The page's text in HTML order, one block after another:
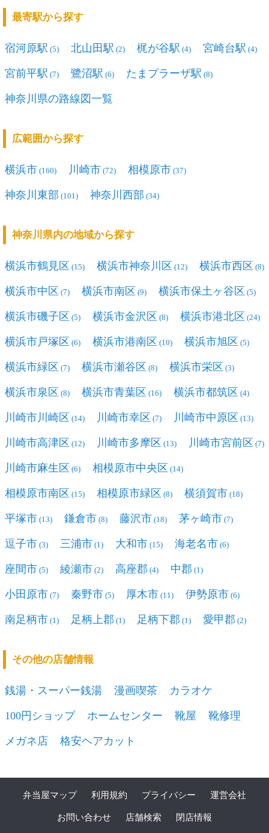
最寄駅から探す
宿河原駅 (5) 北山田駅 (2) 梶が谷駅 (4) 宮崎台駅 (4)
宮前平駅 (7) 鷺沼駅 (6) たまプラーザ駅 (8)
神奈川県の路線図一覧
広範囲から探す
横浜市 (160) 川崎市 (72) 相模原市 (37)
神奈川東部 (101) 神奈川西部 (34)
神奈川県内の地域から探す
横浜市鶴見区 (15) 横浜市神奈川区 (12) 横浜市西区 (8)
横浜市中区 (7) 横浜市南区 (9) 横浜市保土ヶ谷区 (5)
横浜市磯子区 (5) 横浜市金沢区 (8) 横浜市港北区 (24)
横浜市戸塚区 (6) 横浜市港南区 (10) 横浜市旭区 (5)
横浜市緑区 (7) 横浜市瀬谷区 (8) 横浜市栄区 (3)
横浜市泉区 (8) 横浜市青葉区 (16) 横浜市都筑区 (4)
川崎市川崎区 (14) 川崎市幸区 (7) 川崎市中原区 (13)
川崎市高津区 (12) 川崎市多摩区 (13) 川崎市宮前区 (7)
川崎市麻生区 (6) 相模原市中央区 (14)
相模原市南区 (15) 相模原市緑区 (8) 横須賀市 (18)
平塚市 (13) 鎌倉市 (8) 藤沢市 (18) 茅ヶ崎市 (7)
逗子市 (3) 三浦市 (1) 大和市 (15) 海老名市 (6)
座間市 (5) 綾瀬市 (2) 高座郡 (4) 中郡 (1)
小田原市 (7) 秦野市 (5) 厚木市 (11) 伊勢原市 (6)
南足柄市 (1) 足柄上郡 (1) 足柄下郡 (1) 愛甲郡 (2)
その他の店舗情報
銭湯・スーパー銭湯 漫画喫茶 カラオケ
100円ショップ ホームセンター 靴屋 靴修理
メガネ店 格安ヘアカット
弁当屋マップ 利用規約 プライバシー 運営会社
お問い合わせ 店舗検索 閉店情報